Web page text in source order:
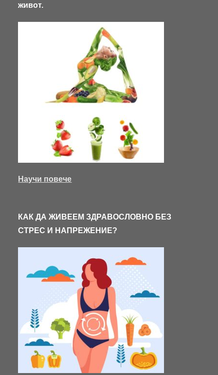
живот.
Научи повече
КАК ДА ЖИВЕЕМ ЗДРАВОСЛОВНО БЕЗ
СТРЕС И НАПРЕЖЕНИЕ?